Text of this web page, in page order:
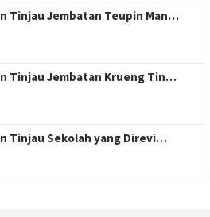
Tinjau Jembatan Teupin Man…
Tinjau Jembatan Krueng Tin…
Tinjau Sekolah yang Direvi…